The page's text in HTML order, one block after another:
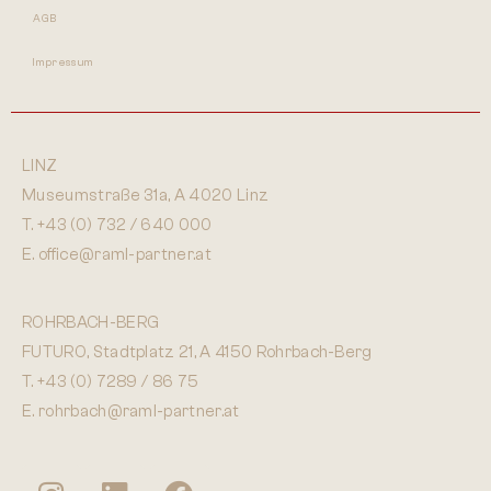
AGB
Impressum
LINZ
Museumstraße 31a, A 4020 Linz
T. +43 (0) 732 / 640 000
E. office@raml-partner.at
ROHRBACH-BERG
FUTURO, Stadtplatz 21, A 4150 Rohrbach-Berg
T. +43 (0) 7289 / 86 75
E. rohrbach@raml-partner.at